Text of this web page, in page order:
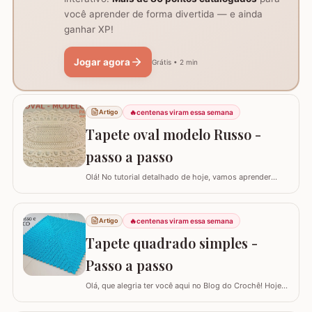
você aprender de forma divertida — e ainda
ganhar XP!
Jogar agora Grátis • 2 min
Artigo 🔥centenas viram essa semana
Tapete oval modelo Russo -
passo a passo
Olá! No tutorial detalhado de hoje, vamos aprender
RUSSO. Recentemente, postamos aqui no blog a versão
redonda deste modelo, e você pode conferir clicando
AQUI. Este é um trabalho clássico que combina com
vários ambientes e é uma excelente…
Artigo 🔥centenas viram essa semana
Tapete quadrado simples -
Passo a passo
Olá, que alegria ter você aqui no Blog do Crochê! Hoje